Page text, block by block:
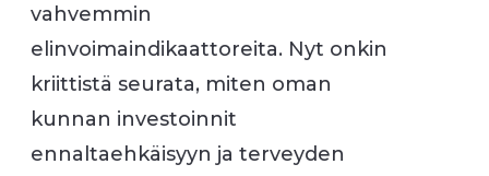
vahvemmin
elinvoimaindikaattoreita. Nyt onkin
kriittistä seurata, miten oman
kunnan investoinnit
ennaltaehkäisyyn ja terveyden